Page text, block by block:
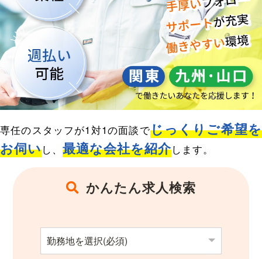
会社概要
事業所のご案内
ブログ
求人検索
専任のスタッフが1対1の面談でじっくりご希望を
お伺いし、 最適な会社を紹介します。
かんたん求人検索